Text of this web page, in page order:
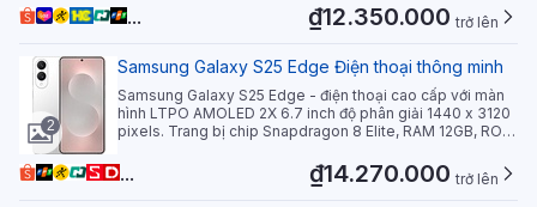
camera sau gồm 3 ống kính: chính 50MP, tele 10MP và
góc siêu rộng 12MP. Pin 4000mAh hỗ trợ sạc nhanh 25W.
... ₫12.350.000 trở lên
2
Samsung Galaxy S25 Edge Điện thoại thông minh
Samsung Galaxy S25 Edge - điện thoại cao cấp với màn
hình LTPO AMOLED 2X 6.7 inch độ phân giải 1440 x 3120
pixels. Trang bị chip Snapdragon 8 Elite, RAM 12GB, ROM
video 8K. Thiết kế sang trọng với khung titanium, kính
Gorilla Glass, chống nước IP68. Pin 3900mAh, sạc nhanh
... ₫14.270.000 trở lên